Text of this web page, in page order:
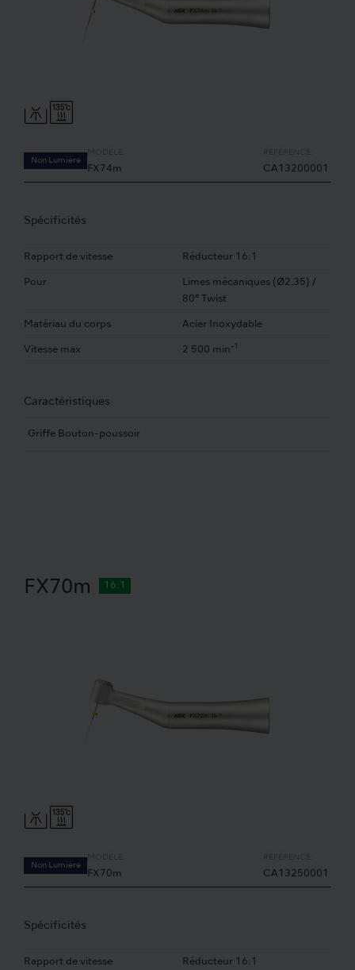
Non Lumière
FX74m CA13200001
Spécificités
Rapport de vitesse Réducteur 16:1
Pour
Limes mécaniques (Ø2.35) /
80° Twist
Matériau du corps Acier Inoxydable
Vitesse max 2 500 min -1
Caractéristiques
Griffe Bouton-poussoir
FX70m 16:1
Non Lumière
FX70m CA13250001
Spécificités
Rapport de vitesse Réducteur 16:1